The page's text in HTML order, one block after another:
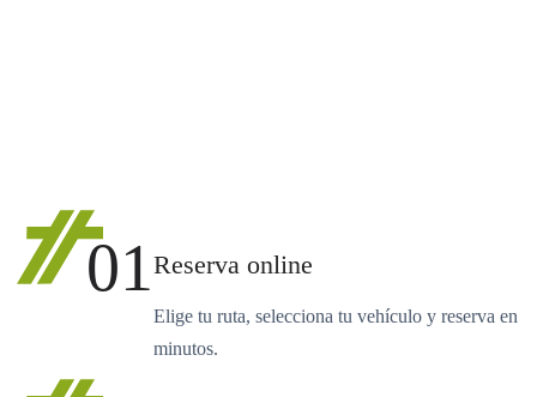
01Reserva online
Elige tu ruta, selecciona tu vehículo y reserva en
minutos.